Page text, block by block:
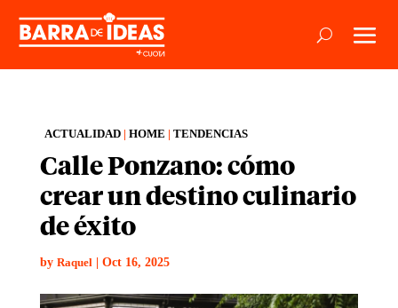
ACTUALIDAD| HOME TENDENCIAS
Calle Ponzano: cómo
crear un destino culinario
de éxito
by Raquel | Oct 16, 2025